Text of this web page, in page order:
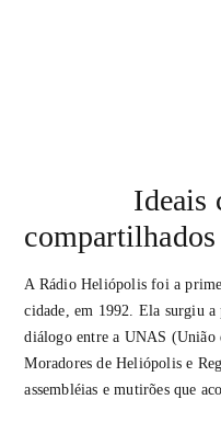
Ideais
compartilhados
A Rádio Heliópolis foi a
cidade, em 1992. Ela surgiu a
diálogo entre a UNAS (União
Moradores de Heliópolis e
assembléias e mutirões que